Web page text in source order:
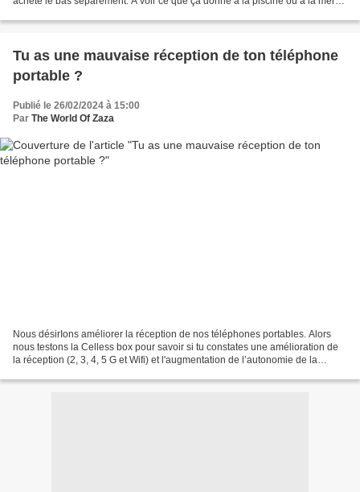
Tu as une mauvaise réception de ton téléphone
portable ?
Publié le 26/02/2024 à 15:00
Par The World Of Zaza
Nous désirIons améliorer la réception de nos téléphones portables. Alors
nous testons la Celless box pour savoir si tu constates une amélioration de
la réception (2, 3, 4, 5 G et Wifi) et l'augmentation de l’autonomie de la